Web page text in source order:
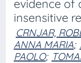
evidence of
insensitive
CRNJAR,
ANNA MARIA;
PAOLO;